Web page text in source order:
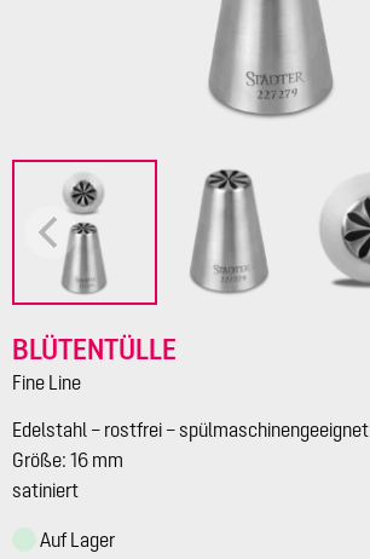
BLÜTENTÜLLE
Fine Line
Edelstahl – rostfrei – spülmaschinengeeignet
Größe: 16 mm
satiniert
Auf Lager